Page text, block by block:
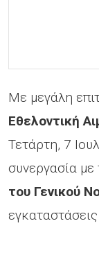
Με μεγάλη
Εθελοντική
Τετάρτη, 7
συνεργασία με
του Γενικού